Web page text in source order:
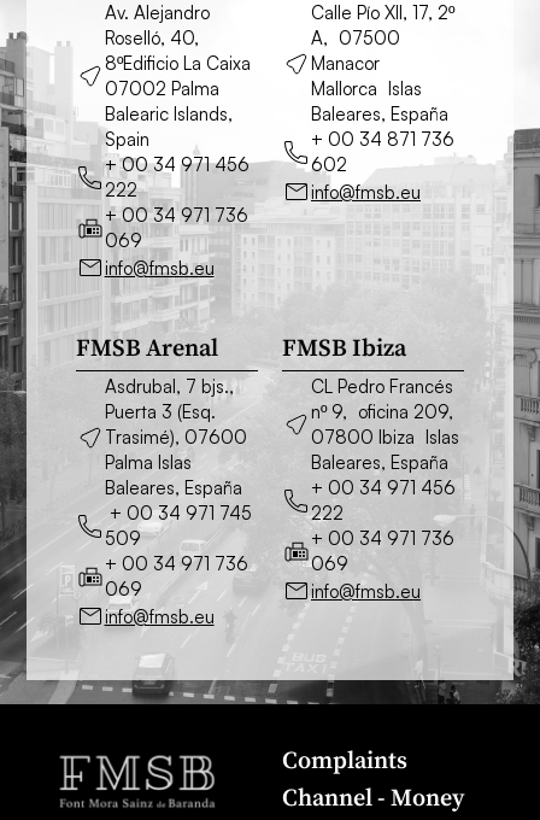
Av. Alejandro
Roselló, 40,
8ºEdificio La Caixa
07002 Palma
Balearic Islands,
Spain
+ 00 34 971 456
222
+ 00 34 971 736
069
info@fmsb.eu
Calle Pío XII, 17, 2º
A, 07500
Manacor
Mallorca Islas
Baleares, España
+ 00 34 871 736
602
info@fmsb.eu
FMSB Arenal
Asdrubal, 7 bjs.,
Puerta 3 (Esq.
Trasimé), 07600
Palma Islas
Baleares, España
+ 00 34 971 745
509
+ 00 34 971 736
069
info@fmsb.eu
FMSB Ibiza
CL Pedro Francés
nº 9, oficina 209,
07800 Ibiza Islas
Baleares, España
+ 00 34 971 456
222
+ 00 34 971 736
069
info@fmsb.eu
Complaints
Channel - Money